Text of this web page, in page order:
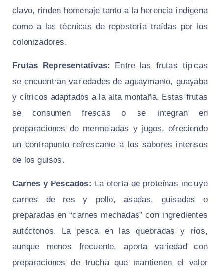
clavo, rinden homenaje tanto a la herencia indígena
como a las técnicas de repostería traídas por los
colonizadores.
Frutas Representativas:
Entre las frutas típicas
se encuentran variedades de aguaymanto, guayaba
y cítricos adaptados a la alta montaña. Estas frutas
se consumen frescas o se integran en
preparaciones de mermeladas y jugos, ofreciendo
un contrapunto refrescante a los sabores intensos
de los guisos.
Carnes y Pescados: La oferta de proteínas incluye
carnes de res y pollo, asadas, guisadas o
preparadas en “carnes mechadas” con ingredientes
autóctonos. La pesca en las quebradas y ríos,
aunque menos frecuente, aporta variedad con
preparaciones de trucha que mantienen el valor